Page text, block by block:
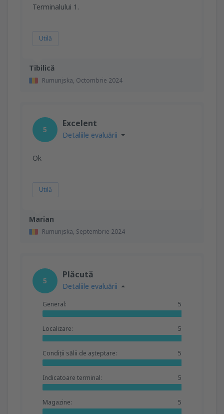
Tibilică
Rumunjska, Octombrie 2024
Terminalului 1.
Utilă
Marian
Rumunjska, Septembrie 2024
5
Excelent
Detaliile evaluării
Ok
Utilă
5
Plăcută
Detaliile evaluării
General: 5
Localizare: 5
Condiții sălii de așteptare: 5
Indicatoare terminal: 5
Magazine: 5